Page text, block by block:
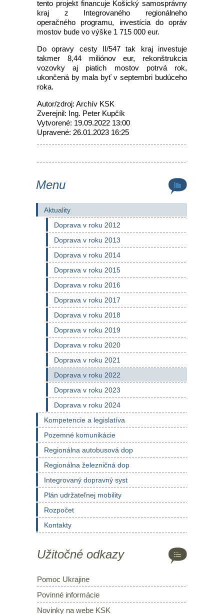
tento projekt financuje Košický samosprávny
kraj z Integrovaného regionálneho
operačného programu, investícia do opráv
mostov bude vo výške 1 715 000 eur.
Do opravy cesty II/547 tak kraj investuje
takmer 8,44 miliónov eur, rekonštrukcia
vozovky aj piatich mostov potrvá rok,
ukončená by mala byť v septembri budúceho
roka.
Autor/zdroj: Archív KSK
Zverejnil: Ing. Peter Kupčík
Vytvorené: 19.09.2022 13:00
Upravené: 26.01.2023 16:25
Menu
Aktuality
Doprava v roku 2012
Doprava v roku 2013
Doprava v roku 2014
Doprava v roku 2015
Doprava v roku 2016
Doprava v roku 2017
Doprava v roku 2018
Doprava v roku 2019
Doprava v roku 2020
Doprava v roku 2021
Doprava v roku 2022
Doprava v roku 2023
Doprava v roku 2024
Kompetencie a legislatíva
Pozemné komunikácie
Regionálna autobusová dop
Regionálna železničná dop
Integrovaný dopravný syst
Plán udržateľnej mobility
Rozpočet
Kontakty
Užitočné odkazy
Pomoc Ukrajine
Povinné informácie
Novinky na webe KSK